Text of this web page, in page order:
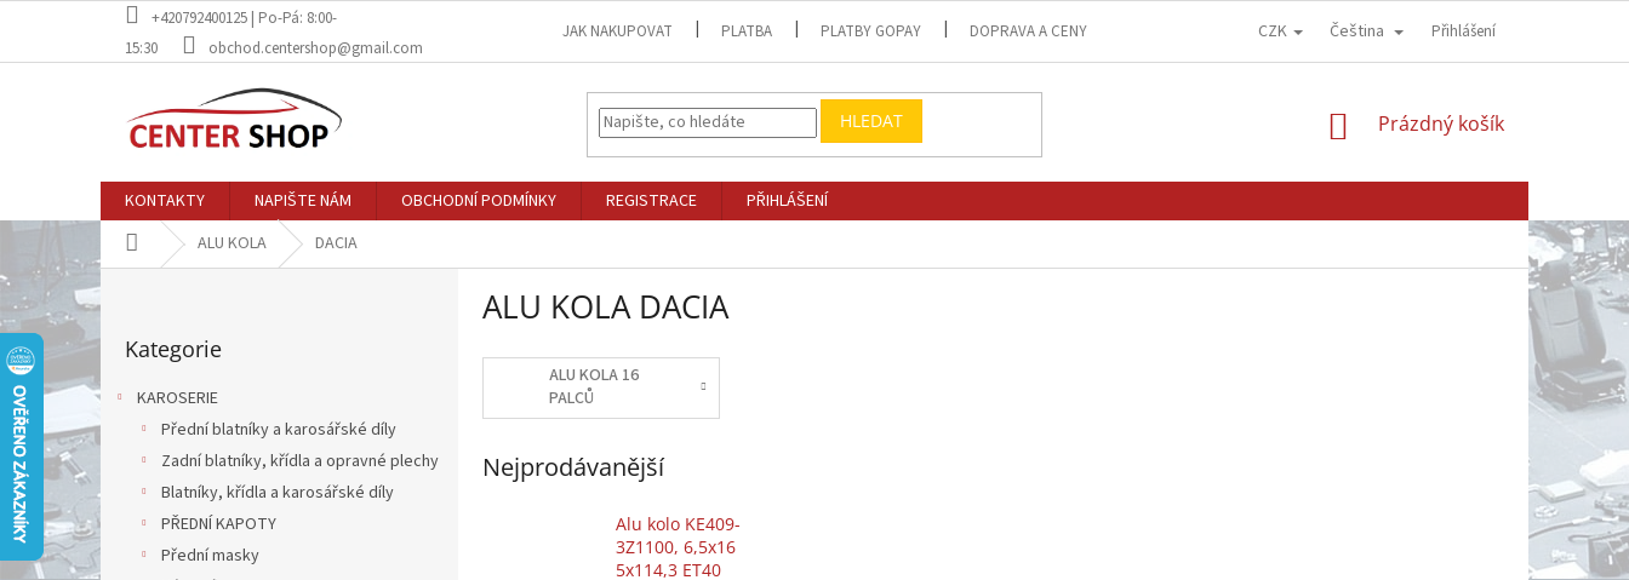
obsah
+420792400125 | Po-Pá: 8:00-
15:30
obchod.centershop@gmail.com
JAK NAKUPOVAT PLATBA PLATBY GOPAY DOPRAVA A CENY OBCHODNÍ PODMÍNKY GDPR - OCHRANA OSOBNÍCH ÚDAJŮ
CZK Čeština Přihlášení
HLEDAT
NÁKUPNÍ
Prázdný košík
KONTAKTY NAPIŠTE NÁM OBCHODNÍ PODMÍNKY REGISTRACE
PŘIHLÁŠENÍ
Domů ALU KOLA DACIA
P
o
s
r
n
í
p
a
n
kategorie
Kategorie
KAROSERIE
Přední blatníky a karosářské díly
Zadní blatníky, křídla a opravné plechy
Blatníky, křídla a karosářské díly
PŘEDNÍ KAPOTY
Přední masky
ALU KOLA DACIA
ALU KOLA 16
PALCŮ
Nejprodávanější
Alu kolo KE409-
3Z1100, 6,5x16
5x114,3 ET40